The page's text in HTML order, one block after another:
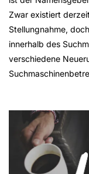
Zwar existiert
Stellungnahme,
innerhalb des
verschiedene